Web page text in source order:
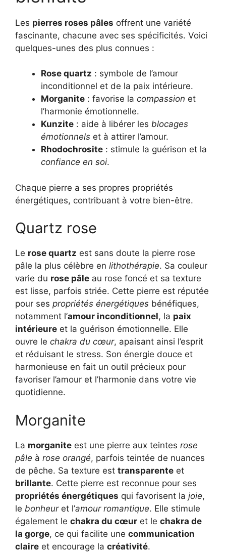
Les pierres roses pâles offrent une variété
fascinante, chacune avec ses spécificités. Voici
quelques-unes des plus connues :
Rose quartz : symbole de l’amour
inconditionnel et de la paix intérieure.
Morganite : favorise la compassion et
l’harmonie émotionnelle.
Kunzite : aide à libérer les blocages
émotionnels et à attirer l’amour.
Rhodochrosite : stimule la guérison et la
confiance en soi.
Chaque pierre a ses propres propriétés
énergétiques, contribuant à votre bien-être.
Quartz rose
Le rose quartz est sans doute la pierre rose
pâle la plus célèbre en lithothérapie. Sa couleur
varie du rose pâle au rose foncé et sa texture
est lisse, parfois striée. Cette pierre est réputée
pour ses propriétés énergétiques bénéfiques,
notamment l’amour inconditionnel, la paix
intérieure et la guérison émotionnelle. Elle
ouvre le chakra du cœur, apaisant ainsi l’esprit
et réduisant le stress. Son énergie douce et
harmonieuse en fait un outil précieux pour
favoriser l’amour et l’harmonie dans votre vie
quotidienne.
Morganite
La morganite est une pierre aux teintes rose
pâle à rose orangé, parfois teintée de nuances
de pêche. Sa texture est transparente et
brillante. Cette pierre est reconnue pour ses
propriétés énergétiques qui favorisent la joie,
le bonheuret l’amour romantique. Elle stimule
également le chakra du cœur et le chakra de
la gorge, ce qui facilite une communication
claire et encourage la créativité.